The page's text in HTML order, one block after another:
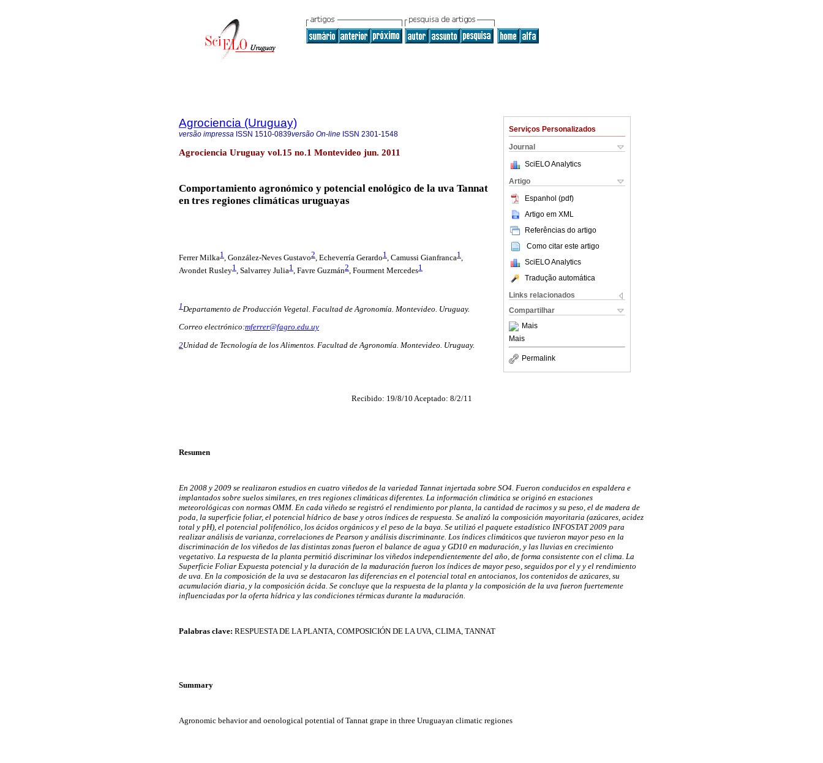
Serviços Personalizados
Journal
SciELO Analytics
Artigo
Espanhol (pdf)
Artigo em XML
Referências do artigo
Como citar este artigo
SciELO Analytics
Tradução automática
Links relacionados
Compartilhar
Mais
Mais
Permalink
Agrociencia (Uruguay)
versão impressa ISSN 1510-0839versão On-line ISSN 2301-1548
Agrociencia Uruguay vol.15 no.1 Montevideo jun. 2011
Comportamiento agronómico y potencial enológico de la uva Tannat
en tres regiones climáticas uruguayas
Ferrer Milka1 , González-Neves Gustavo2, Echeverría Gerardo1 , Camussi Gianfranca1 ,
Avondet Rusley1, Salvarrey Julia1, Favre Guzmán2, Fourment Mercedes1
1Departamento de Producción Vegetal. Facultad de Agronomía. Montevideo. Uruguay.
Correo electrónico:mferrer@fagro.edu.uy
2Unidad de Tecnología de los Alimentos. Facultad de Agronomía. Montevideo. Uruguay.
Recibido: 19/8/10 Aceptado: 8/2/11
Resumen
En 2008 y 2009 se realizaron estudios en cuatro viñedos de la variedad Tannat injertada sobre SO4. Fueron conducidos en espaldera e
implantados sobre suelos similares, en tres regiones climáticas diferentes. La información climática se originó en estaciones
meteorológicas con normas OMM. En cada viñedo se registró el rendimiento por planta, la cantidad de racimos y su peso, el de madera de
poda, la superficie foliar, el potencial hídrico de base y otros índices de respuesta. Se analizó la composición mayoritaria (azúcares, acidez
total y pH), el potencial polifenólico, los ácidos orgánicos y el peso de la baya. Se utilizó el paquete estadístico INFOSTAT 2009 para
realizar análisis de varianza, correlaciones de Pearson y análisis discriminante. Los índices climáticos que tuvieron mayor peso en la
discriminación de los viñedos de las distintas zonas fueron el balance de agua y GD10 en maduración, y las lluvias en crecimiento
vegetativo. La respuesta de la planta permitió discriminar los viñedos independientemente del año, de forma consistente con el clima. La
Superficie Foliar Expuesta potencial y la duración de la maduración fueron los índices de mayor peso, seguidos por el y y el rendimiento
de uva. En la composición de la uva se destacaron las diferencias en el potencial total en antocianos, los contenidos de azúcares, su
acumulación diaria, y la composición ácida. Se concluye que la respuesta de la planta y la composición de la uva fueron fuertemente
influenciadas por la oferta hídrica y las condiciones térmicas durante la maduración.
Palabras clave: RESPUESTA DE LA PLANTA, COMPOSICIÓN DE LA UVA, CLIMA, TANNAT
Summary
Agronomic behavior and oenological potential of Tannat grape in three Uruguayan climatic regiones